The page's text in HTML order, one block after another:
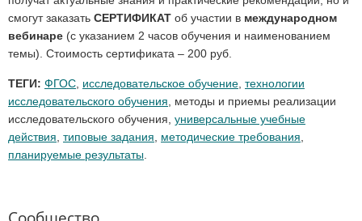
смогут заказать СЕРТИФИКАТ об участии в международном
вебинаре (с указанием 2 часов обучения и наименованием
темы). Стоимость сертификата – 200 руб.
ТЕГИ: ФГОС, исследовательское обучение, технологии
исследовательского обучения, методы и приемы реализации
исследовательского обучения, универсальные учебные
действия, типовые задания, методические требования,
планируемые результаты.